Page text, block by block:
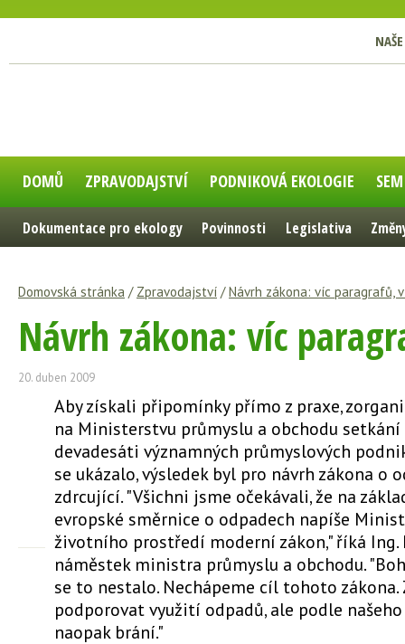
DOMŮ ZPRAVODAJSTVÍ PODNIKOVÁ EKOLOGIE
Dokumentace pro ekology Povinnosti Legislativa
Domovská stránka / Zpravodajství /Návrh zákona: víc paragrafů,
Návrh zákona: víc
20. duben 2009
Aby získali připomínky přímo z praxe,
na Ministerstvu průmyslu a obchodu
devadesáti významných průmyslových
se ukázalo, výsledek byl pro návrh zákona o
zdrcující. "Všichni jsme očekávali, že na
evropské směrnice o odpadech napíše
životního prostředí moderní zákon," říká Ing.
náměstek ministra průmyslu a obchodu.
se to nestalo. Nechápeme cíl tohoto
podporovat využití odpadů, ale podle
naopak brání."